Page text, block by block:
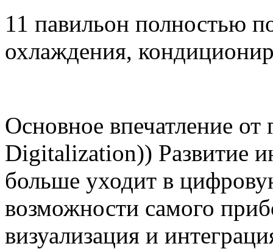
11 павильон полностью
охлаждения,
Основное впечатление от
Digitalization)) Развитие
больше уходит в
возможности самого
визуализация и